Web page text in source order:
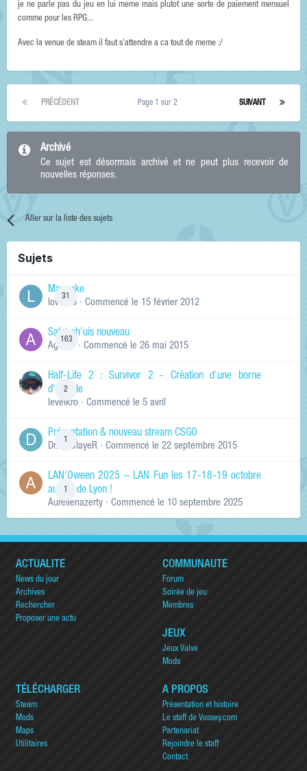
je ne parle pas du jeu en lui meme mais plutot une sorte de paiement mensuel
comme pour les RPG...
Avec la venue de steam il faut s'attendre a ca tout de meme :/
PRÉCÉDENT SUIVANT
Page 1 sur 2
Archivé
Ce sujet est désormais archivé et ne peut plus recevoir de
nouvelles réponses.
Aller sur la liste des sujets
Sujets
31
Manneke
lowskill · Commencé le 15 février 2012
163
Salut ch'uis nouveau
Ag0Nie · Commencé le 26 mai 2015
2
Half-Life 2 : Survivor 2 - Création d'une borne
d'arcade
levelkro · Commencé le 5 avril
Présentation & nouveau stream CSGO
Dr.KinSlayeR · Commencé le 22 septembre 2015
LAN'Oween 2025 – LAN Fun les 17-18-19 octobre
au sud de Lyon !
Aurelienazerty · Commencé le 10 septembre 2025
ACTUALITÉ
News du jour
Archives
Rechercher
Proposer une actu
COMMUNAUTÉ
Forum
Soirée de jeu
Membres
JEUX
Jeux Valve
Mods
TÉLÉCHARGER
Steam
Mods
Maps
Utilitaires
A PROPOS
Présentation et histoire
Le staff de Vossey.com
Partenariat
Rejoindre le staff
Contact